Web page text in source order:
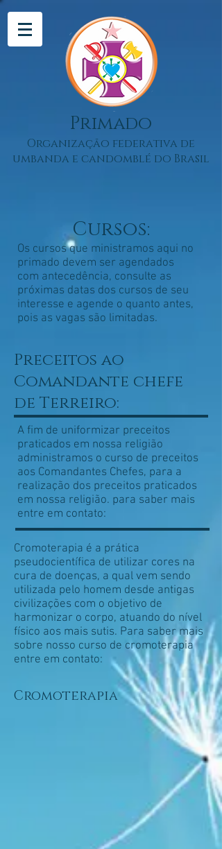
Primado
Organização federativa de
umbanda e candomblé do Brasil
Cursos:
Os cursos que ministramos aqui no
primado devem ser agendados
com antecedência, consulte as
próximas datas dos cursos de seu
interesse e agende o quanto antes,
pois as vagas são limitadas.
Preceitos ao
Comandante chefe
de Terreiro:
A fim de uniformizar preceitos
praticados em nossa religião
administramos o curso de preceitos
aos Comandantes Chefes, para a
realização dos preceitos praticados
em nossa religião. para saber mais
entre em contato:
Cromoterapia é a prática
pseudocientífica de utilizar cores na
cura de doenças, a qual vem sendo
utilizada pelo homem desde antigas
civilizações com o objetivo de
harmonizar o corpo, atuando do nível
físico aos mais sutis. Para saber mais
sobre nosso curso de cromoterapia
entre em contato:
Cromoterapia